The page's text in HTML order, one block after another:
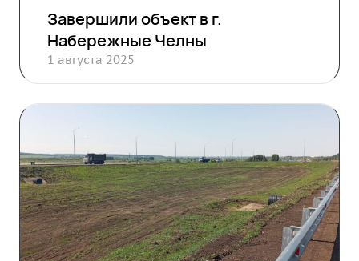
Завершили объект в г.
Набережные Челны
1 августа 2025